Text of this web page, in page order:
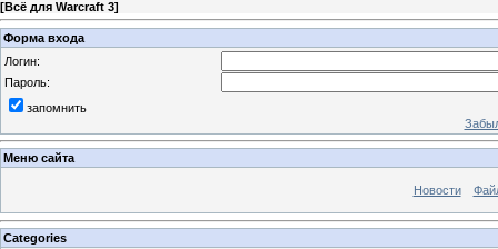
[Всё для Warcraft 3]
Форма входа
Логин:
Пароль:
запомнить
Меню сайта
Новости
Categories